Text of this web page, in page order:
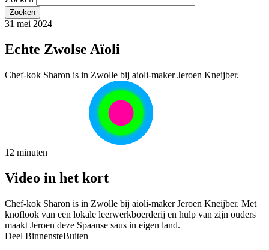
31 mei 2024
Echte Zwolse Aïoli
Chef-kok Sharon is in Zwolle bij aioli-maker Jeroen Kneijber.
12 minuten
Video in het kort
Chef-kok Sharon is in Zwolle bij aioli-maker Jeroen Kneijber. Met
knoflook van een lokale leerwerkboerderij en hulp van zijn ouders
maakt Jeroen deze Spaanse saus in eigen land.
Deel BinnensteBuiten